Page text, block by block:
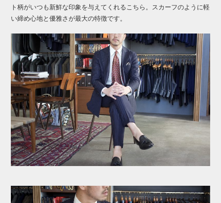
ト柄がいつも新鮮な印象を与えてくれるこちら。スカーフのように軽
い締め心地と優雅さが最大の特徴です。